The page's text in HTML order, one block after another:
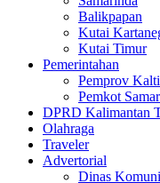
Balikpapan
Kutai
Kutai Timur
Pemerintahan
Pemprov
Pemkot
DPRD Kalimantan
Olahraga
Traveler
Advertorial
Dinas